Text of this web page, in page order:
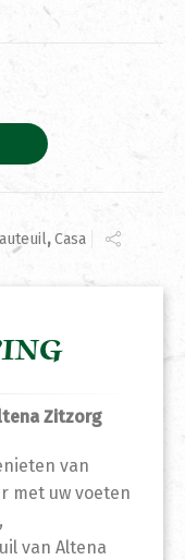
,Casa
Zitzorg
van
met uw voeten
van Altena